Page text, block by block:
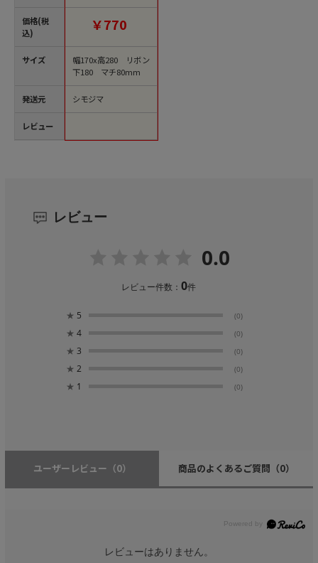
価格(税
込)
サイズ
発送元
レビュー
￥770
幅170x高280 リボン
下180 マチ80mm
シモジマ
レビュー
0.0
レビュー件数：0件
★ 5 (0)
★ 4 (0)
★ 3 (0)
★ 2 (0)
★ 1 (0)
ユーザーレビュー （0） 商品のよくあるご質問 （0）
レビューはありません。